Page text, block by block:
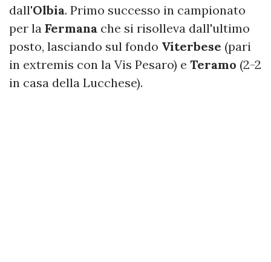
dall'Olbia. Primo successo in campionato
per la Fermana che si risolleva dall'ultimo
posto, lasciando sul fondo Viterbese (pari
in extremis con la Vis Pesaro) e Teramo (2-2
in casa della Lucchese).